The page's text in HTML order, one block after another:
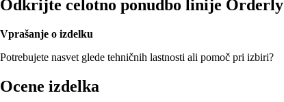
Odkrijte celotno ponudbo linije Orderly
Vprašanje o izdelku
Potrebujete nasvet glede tehničnih lastnosti ali pomoč pri izbiri?
Ocene izdelka